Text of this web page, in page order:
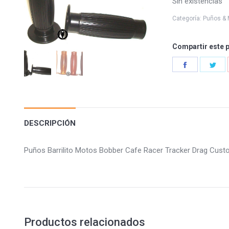
Categoría: Puños &
Compartir este
DESCRIPCIÓN
Puños Barrilito Motos Bobber Cafe Racer Tracker Drag
Productos relacionados